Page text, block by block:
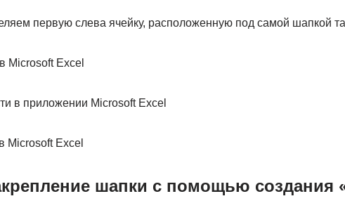
первую слева ячейку, расположенную под самой шапкой
шапки с помощью создания